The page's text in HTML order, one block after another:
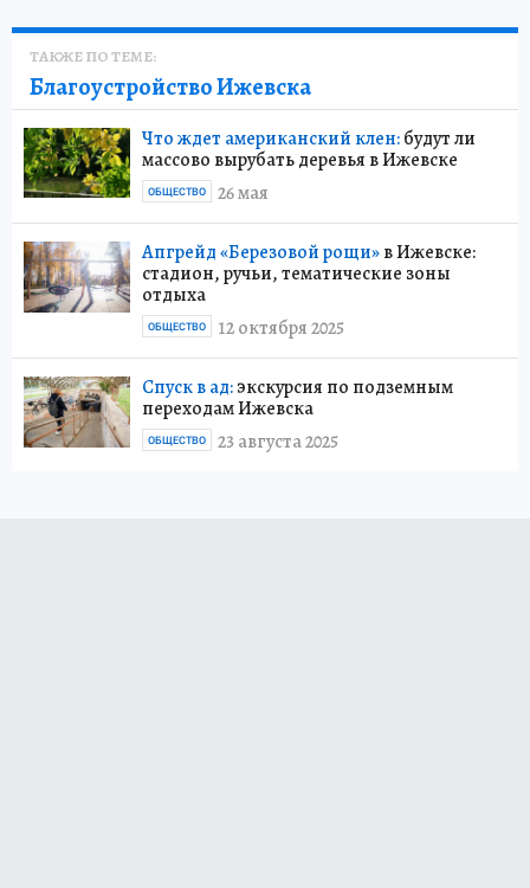
ТАКЖЕ ПО ТЕМЕ:
Благоустройство Ижевска
Что ждет американский клен:будут ли
массово вырубать деревья в Ижевске
26 мая
ОБЩЕСТВО
Апгрейд «Березовой рощи»в Ижевске:
стадион, ручьи, тематические зоны
отдыха
12 октября 2025
ОБЩЕСТВО
Спуск в ад:экскурсия по подземным
переходам Ижевска
23 августа 2025
ОБЩЕСТВО